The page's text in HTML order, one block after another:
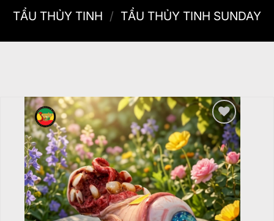
TẨU THỦY TINH / TẨU THỦY TINH SUNDAY
Add to
wishlist